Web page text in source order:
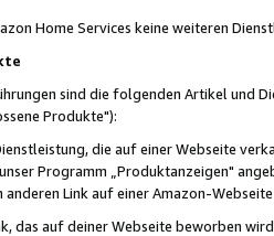
Home Services keine weiteren
sind die folgenden Artikel und
Produkte"):
die auf einer Webseite
Programm „Produktanzeigen"
anderen Link auf einer Amazon-
das auf deiner Webseite beworben